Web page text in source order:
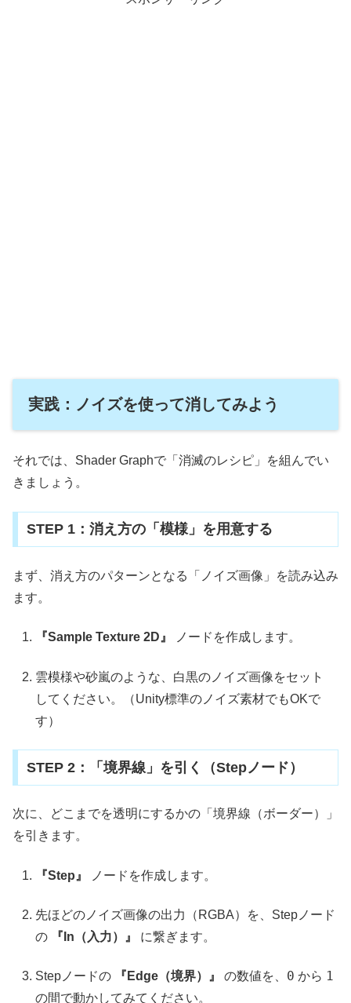
実践：ノイズを使って消してみよう
それでは、Shader Graphで「消滅のレシピ」を組んでい
きましょう。
STEP 1：消え方の「模様」を用意する
まず、消え方のパターンとなる「ノイズ画像」を読み込み
ます。
『Sample Texture 2D』 ノードを作成します。
雲模様や砂嵐のような、白黒のノイズ画像をセット
してください。（Unity標準のノイズ素材でもOKで
す）
STEP 2：「境界線」を引く（Stepノード）
次に、どこまでを透明にするかの「境界線（ボーダー）」
を引きます。
『Step』 ノードを作成します。
先ほどのノイズ画像の出力（RGBA）を、Stepノード
の
『In（入力）』 に繋ぎます。
Stepノードの 『Edge（境界）』 の数値を、 0 から 1
の間で動かしてみてください。